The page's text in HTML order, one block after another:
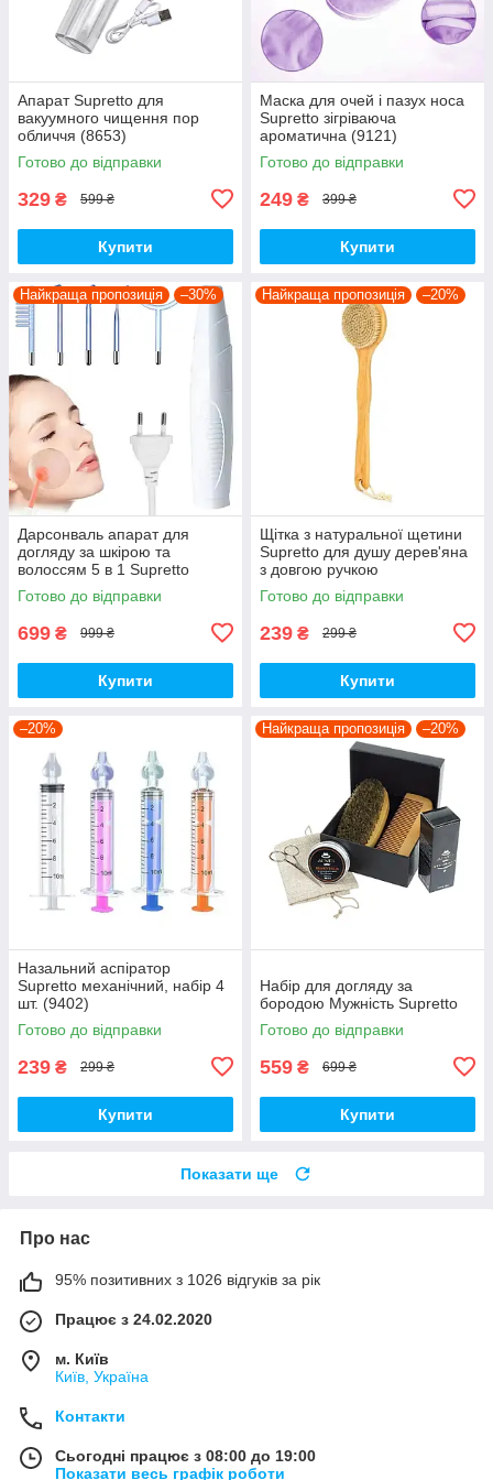
Апарат Supretto для
вакуумного чищення пор
обличчя (8653)
Готово до відправки
329 ₴ 599 ₴
Купити
Маска для очей і пазух носа
Supretto зігріваюча
ароматична (9121)
Готово до відправки
249 ₴ 399 ₴
Купити
Найкраща пропозиція –30%
Дарсонваль апарат для
догляду за шкірою та
волоссям 5 в 1 Supretto
(9305)
Готово до відправки
699 ₴ 999 ₴
Купити
Найкраща пропозиція –20%
Щітка з натуральної щетини
Supretto для душу дерев'яна
з довгою ручкою
Готово до відправки
239 ₴ 299 ₴
Купити
–20%
Назальний аспіратор
Supretto механічний, набір 4
шт. (9402)
Готово до відправки
239 ₴ 299 ₴
Купити
Найкраща пропозиція –20%
Набір для догляду за
бородою Мужність Supretto
Готово до відправки
559 ₴ 699 ₴
Купити
Показати ще
Про нас
95% позитивних з 1026 відгуків за рік
Працює з 24.02.2020
м. Київ
Київ, Україна
Контакти
Сьогодні працює з 08:00 до 19:00
Показати весь графік роботи